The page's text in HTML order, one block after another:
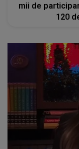
mii de
120